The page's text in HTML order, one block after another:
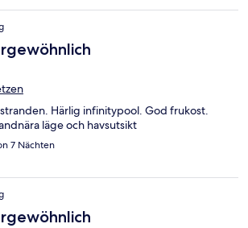
Allerdings gibt es viel Plastikmüll (wofür
und der öffentliche Zugang bedeutet,
sich direkt vor den Bungalows
waren bemüht und
hatten jedoch keine Lösungen und es
oder Aufmerksamkeiten.
Härlig infinitypool. God frukost.
läge och havsutsikt
7 Nächten